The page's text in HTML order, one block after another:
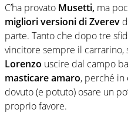
C’ha provato Musetti, ma
migliori versioni di Zverev
parte. Tanto che dopo tre
vincitore sempre il
Lorenzo uscire dal campo
masticare amaro, perché in
dovuto (e potuto) osare un
proprio favore.